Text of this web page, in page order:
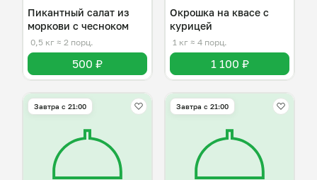
Пикантный салат из
моркови с чесноком
0,5 кг ≈ 2 порц.
500 ₽
Окрошка на квасе с
курицей
1 кг ≈ 4 порц.
1 100 ₽
Завтра c 21:00 Завтра c 21:00